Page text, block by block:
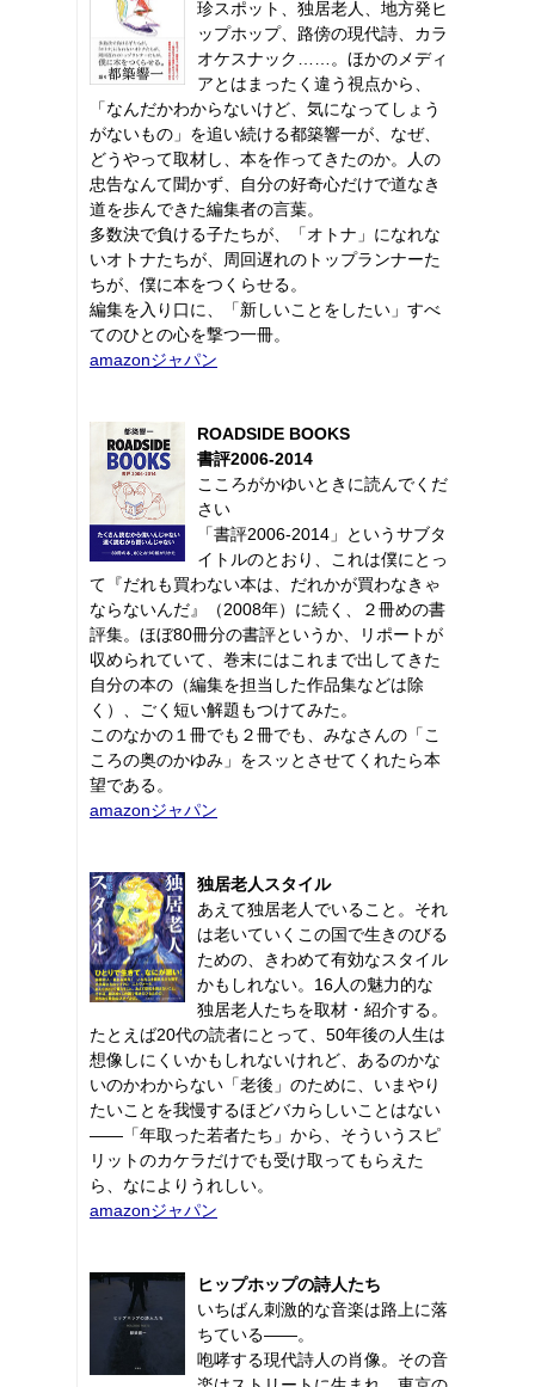
珍スポット、独居老人、地方発ヒ
ップホップ、路傍の現代詩、カラ
オケスナック……。ほかのメディ
アとはまったく違う視点から、
「なんだかわからないけど、気になってしょう
がないもの」を追い続ける都築響一が、なぜ、
どうやって取材し、本を作ってきたのか。人の
忠告なんて聞かず、自分の好奇心だけで道なき
道を歩んできた編集者の言葉。
多数決で負ける子たちが、「オトナ」になれな
いオトナたちが、周回遅れのトップランナーた
ちが、僕に本をつくらせる。
編集を入り口に、「新しいことをしたい」すべ
てのひとの心を撃つ一冊。
amazonジャパン
ROADSIDE BOOKS
書評2006-2014
こころがかゆいときに読んでくだ
さい
「書評2006-2014」というサブタ
イトルのとおり、これは僕にとっ
て『だれも買わない本は、だれかが買わなきゃ
ならないんだ』（2008年）に続く、２冊めの書
評集。ほぼ80冊分の書評というか、リポートが
収められていて、巻末にはこれまで出してきた
自分の本の（編集を担当した作品集などは除
く）、ごく短い解題もつけてみた。
このなかの１冊でも２冊でも、みなさんの「こ
ころの奥のかゆみ」をスッとさせてくれたら本
望である。
amazonジャパン
独居老人スタイル
あえて独居老人でいること。それ
は老いていくこの国で生きのびる
ための、きわめて有効なスタイル
かもしれない。16人の魅力的な
独居老人たちを取材・紹介する。
たとえば20代の読者にとって、50年後の人生は
想像しにくいかもしれないけれど、あるのかな
いのかわからない「老後」のために、いまやり
たいことを我慢するほどバカらしいことはない
――「年取った若者たち」から、そういうスピ
リットのカケラだけでも受け取ってもらえた
ら、なによりうれしい。
amazonジャパン
ヒップホップの詩人たち
いちばん刺激的な音楽は路上に落
ちている――。
咆哮する現代詩人の肖像。その音